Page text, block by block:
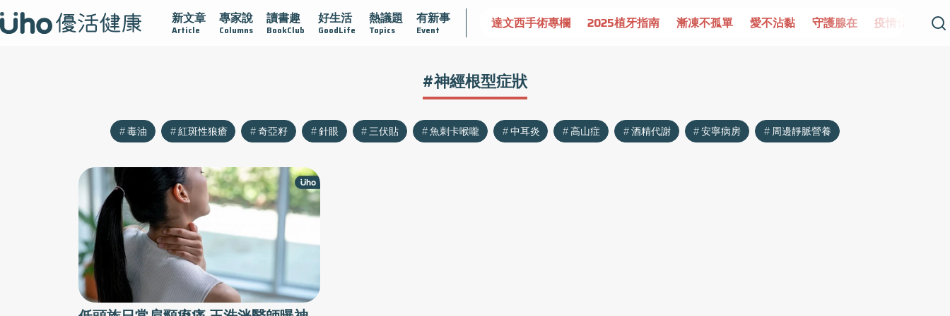
新文章
Article
專家說
Columns
讀書趣
BookClub
好生活
GoodLife
熱議題
Topics
有新事
Event
黏 守護腺在 疫情保衛戰 再生醫學 愛的未來視 認識攝護腺肥大 守護骨骼健康 達文西手術專欄 2025植牙指南 漸凍不孤單 愛不沾黏 守護腺在 疫情保衛戰
#神經根型症狀
毒油 紅斑性狼瘡 奇亞籽 針眼 三伏貼 魚刺卡喉嚨 中耳炎 高山症 酒精代謝 安寧病房 周邊靜脈營養